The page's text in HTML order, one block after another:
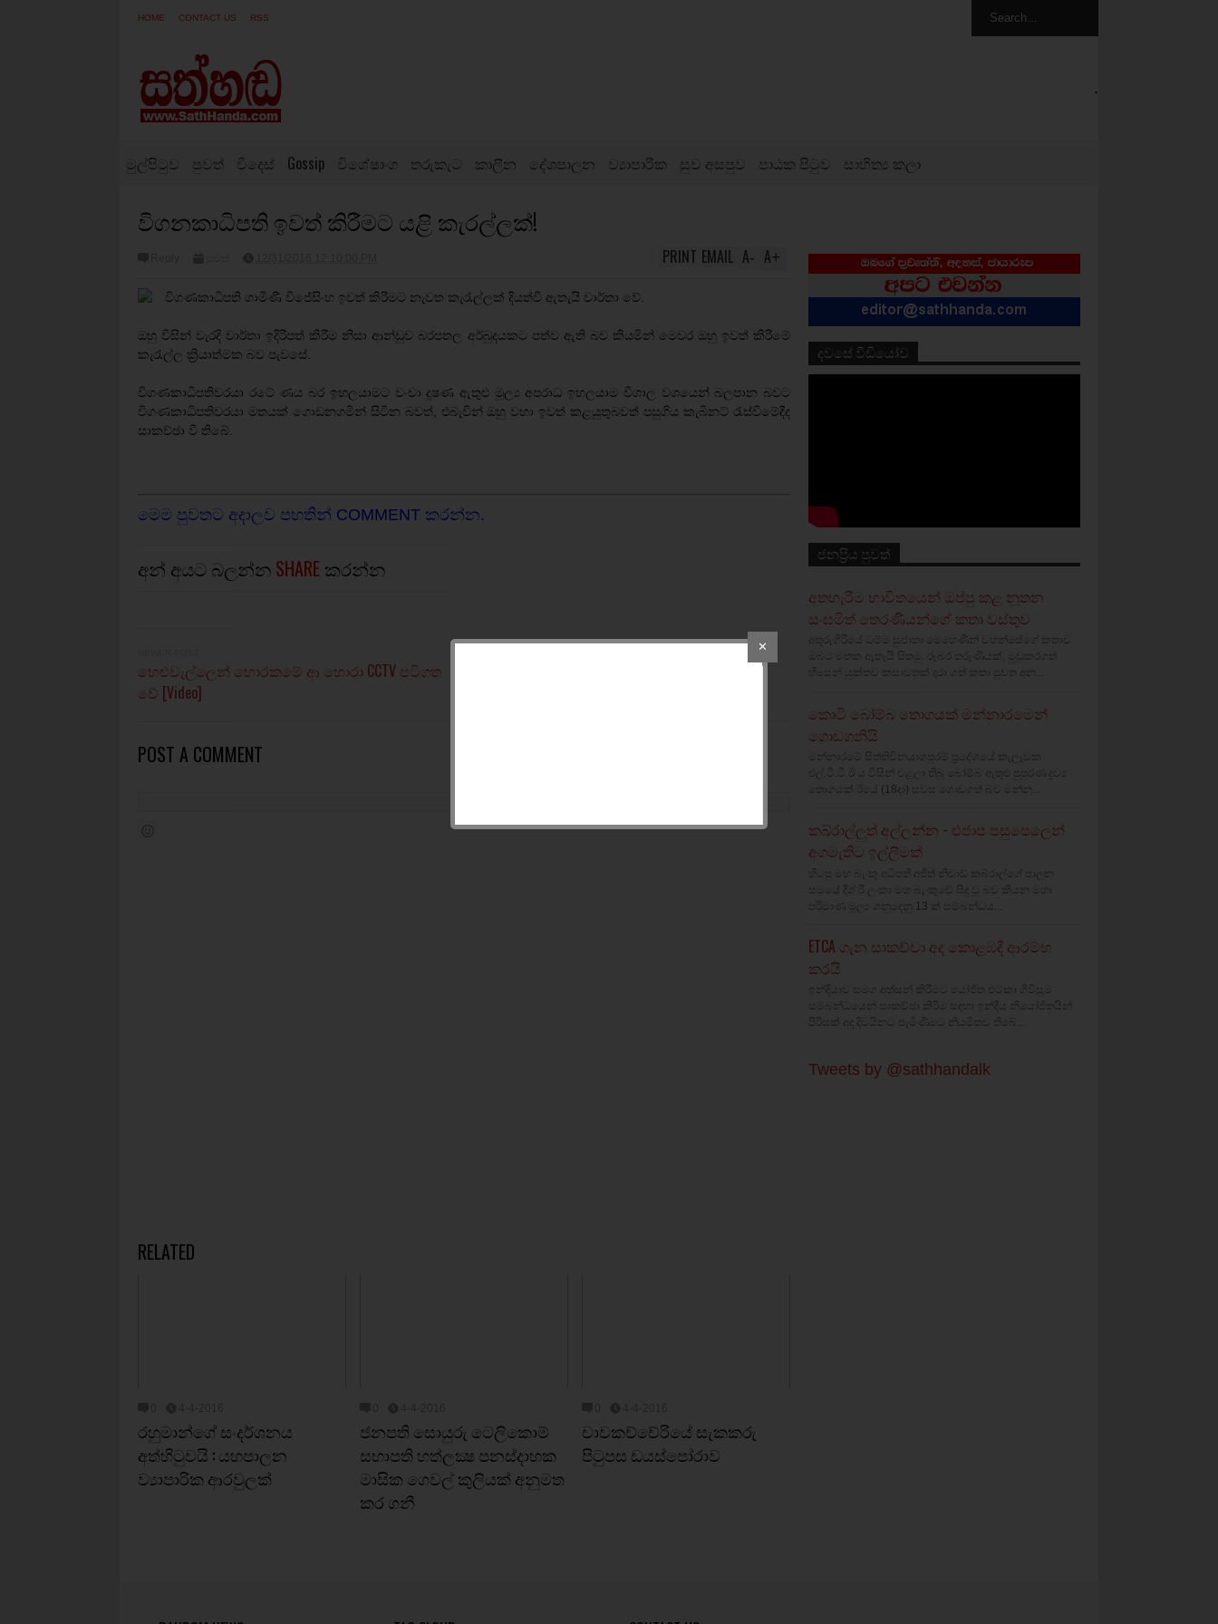
HOME CONTACT US RSS
.
මුල්පිටුව පුවත් විදෙස් Gossip විශේෂාංග තරුකැට කාලීන දේශපාලන ව්‍යාපාරික සුව අසපුව පාඨක පිටුව සාහිත්‍ය කලා
විගනකාධිපති ඉවත් කිරීමට යළි කැරල්ලක්!
A+
A-
EMAIL
PRINT
විගණකාධිපති ගාමිණී විජේසිංහ ඉවත් කිරීමට නැවත කැරැල්ලක් දියත්වී ඇතැයි වාර්තා වේ.
ඔහු විසින් වැරදි වාර්තා ඉදිරිපත් කිරීම නිසා ආන්ඩුව බරපතල අර්බුදයකට පත්ව ඇති බව කියමින් මෙවර ඔහු ඉවත් කිරීමේ
කැරැල්ල ක්‍රියාත්මක බව පැවසේ.
විගණකාධිපතිවරයා රටේ ණය බර ඉහලයාමට වංචා දූෂණ ඇතුළු මූල්‍ය අපරාධ ඉහලයාම විශාල වශයෙන් බලපාන බවට
විගණකාධිපතිවරයා මතයක් ගොඩනගමින් සිටින බවත්, එබැවින් ඔහු වහා ඉවත් කළයුතුබවත් පසුගිය කැබිනට් රැස්වීමේදීද
සාකච්ඡා වී තිබේ.
මෙම පුවතට අදාලව පහතින් COMMENT කරන්න.
අන් අයට බලන්න SHARE කරන්න
හෙළුවැල්ලෙන් හොරකමේ ආ හොරා CCTV පටිගත
වේ [Video]
POST A COMMENT
RELATED
රහුමාන්ගේ සංදර්ශනය
අත්හිටුවයි : යහපාලන
ව්‍යාපාරික ආරවුලක්
ජනපති සොයුරු ටෙලිකොම්
සභාපති හත්ලක්‍ෂ පනස්දාහක
මාසික ගෙවල් කුලියක් අනුමත
කර ගනී
චාවකච්චේරියේ සැකකරු
පිටුපස ඩයස්පෝරාව
දවසේ වීඩියෝව
ජනප්‍රිය පුවත්
අතහැරීම භාවිතයෙන් ඔප්පු කළ නූතන
සංඝමිත් තෙරණියන්ගේ කතා වස්‌තුව
අතුරුගිරියේ ධම්ම සුජාතා මෙහෙණින් වහන්සේගේ කතාව
ඔබට මතක ඇතැයි සිතමු. රූබර තරුණියක්‌, මුඩුකරගත්
හිසෙන් යුක්‌තව කසාවතක්‌ දරා ගත් කතා පුවත අන...
කොටි බෝම්බ තොගයක් මන්නාරමෙන්
ගොඩගනියි
මන්නාරමේ සිත්තිවිනයාගපුරම් ප්‍රදේශයේ කැලෑවක
එල්.ටී.ටී.ඊ ය විසින් වළලා තිබූ බෝම්බ ඇතුළු පුපුරණ ද්‍රව්‍ය
තොගයක් ඊයේ (18දා) සවස ගොඩගත් බව මන්න...
කබ්රාල්ලුත් අල්ලන්න - එජාප පසුපෙලෙන්
අගමැතිට ඉල්ලීමක්
හිටපු මහ බැංකු අධිපති අජිත් නිවාඩ් කබ්රාල්ගේ පාලන
සමයේ දීශ්‍ රී ලංකා මහ බැංකුවේ සිදු වූ බව කියන මහා
පරිමාණ මූල්‍ය ගනුදෙනු 13 ක් සම්බන්ධය...
ETCA ගැන සාකච්චා අද කොළඹදී ආරම්භ
කරයි
ඉන්දියාව සමග අත්සන් කිරීමට යෝජිත එට්කා ගිවිසුම
සම්බන්ධයෙන් සාකච්ඡා කිරීම සඳහා ඉන්දීය නියෝජිතයින්
පිරිසක් අද දිවයිනට පැමිණීමට නියමිතව තිබේ...
Tweets by @sathhandalk
✕